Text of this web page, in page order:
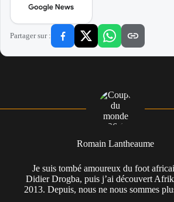
Partager sur :
Romain Lantheaume
Je suis tombé amoureux du foot
Didier Drogba, puis j’ai découvert
2013. Depuis, nous ne nous sommes